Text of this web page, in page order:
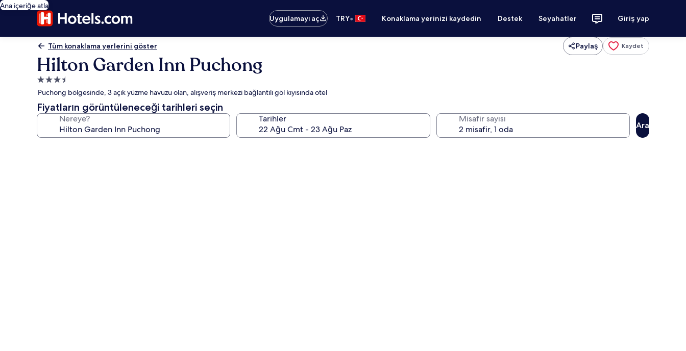
Ana içeriğe atla
Uygulamayı aç
TRY• Konaklama yerinizi kaydedin Destek Seyahatler Giriş yap
Tüm konaklama yerlerini göster Paylaş Kaydet
Hilton Garden Inn Puchong
3.5
yıldızlı
konaklama
yeri
Puchong bölgesinde, 3 açık yüzme havuzu olan, alışveriş merkezi bağlantılı göl kıyısında otel
Fiyatların görüntüleneceği tarihleri seçin
Nereye? Tarihler Misafir sayısı
Ara